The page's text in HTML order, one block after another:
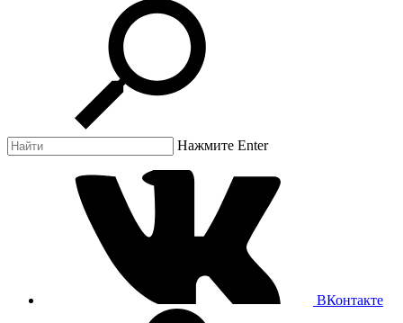
Нажмите Enter
ВКонтакте